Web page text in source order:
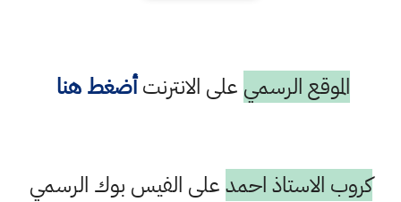
الموقع الرسمي على الانترنتأضغط هنا
كروب الاستاذ احمدعلى الفيس بوك الرسمي